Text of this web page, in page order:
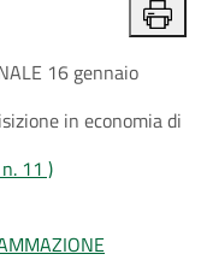
16 gennaio
in economia di
11 )